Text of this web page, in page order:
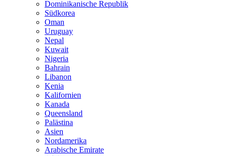
Dominikanische Republik
Südkorea
Oman
Uruguay
Nepal
Kuwait
Nigeria
Bahrain
Libanon
Kenia
Kalifornien
Kanada
Queensland
Palästina
Asien
Nordamerika
Arabische Emirate